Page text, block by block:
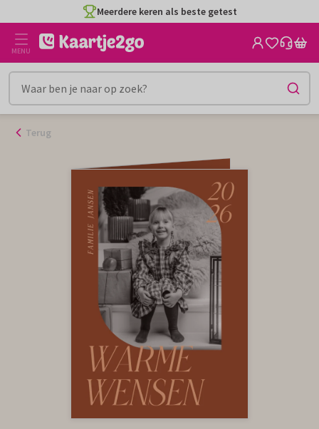
naar
inhoud
Meerdere keren als beste getest
MENU
Terug